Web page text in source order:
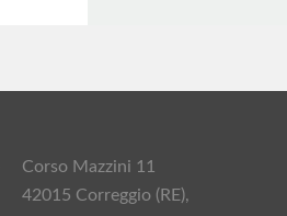
Corso Mazzini 11
42015 Correggio (RE),